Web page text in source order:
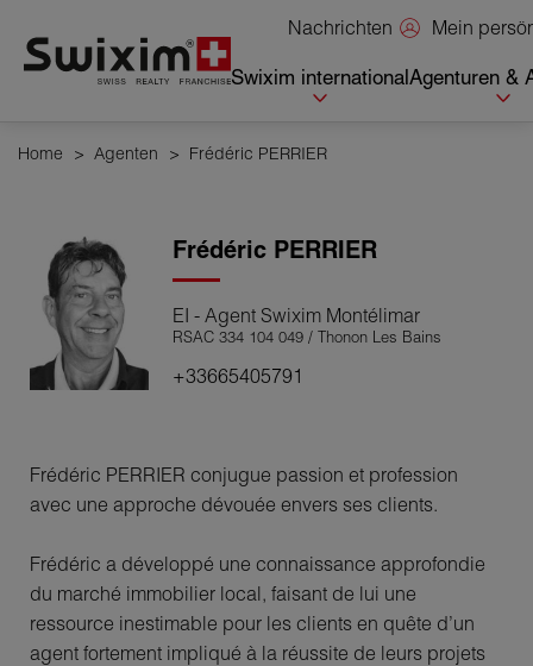
Nachrichten Mein
Swixim internationalAgenturen &
Home > Agenten > Frédéric PERRIER
Frédéric PERRIER
EI - Agent Swixim Montélimar
RSAC 334 104 049 / Thonon Les Bains
+33665405791
Frédéric PERRIER conjugue passion et profession
avec une approche dévouée envers ses clients.
Frédéric a développé une connaissance approfondie
du marché immobilier local, faisant de lui une
ressource inestimable pour les clients en quête d’un
agent fortement impliqué à la réussite de leurs projets